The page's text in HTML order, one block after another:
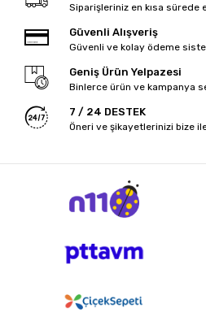
Siparişleriniz en kısa sürede
Güvenli Alışveriş
Güvenli ve kolay ödeme
Geniş Ürün Yelpazesi
Binlerce ürün ve kampanya
7 / 24 DESTEK
Öneri ve şikayetlerinizi bize